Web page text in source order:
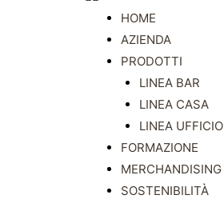
HOME
AZIENDA
PRODOTTI
LINEA BAR
LINEA CASA
LINEA UFFICIO
FORMAZIONE
MERCHANDISING
SOSTENIBILITÀ